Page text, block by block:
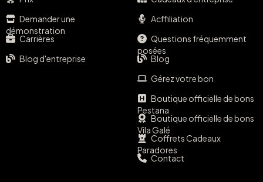
Demander une
démonstration
Carrières
Blog d'entreprise
Acffiliation
Questions fréquemment
posées
Blog
Gérez votre bon
Boutique officielle de bons
Pestana
Boutique officielle de bons
Vila Galé
Coffrets Cadeaux
Paradores
Contact